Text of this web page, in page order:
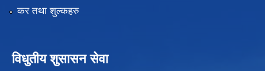
कर तथा शुल्कहरु
विधुतीय शुसासन सेवा